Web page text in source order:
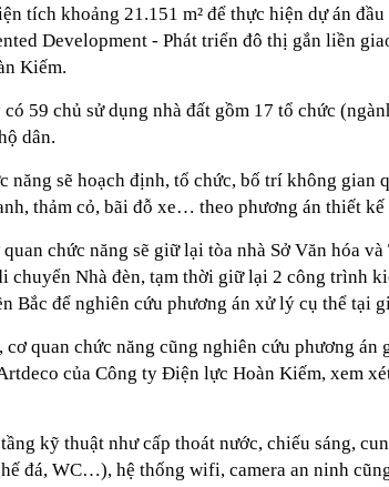
tích khoảng 21.151 m² để thực hiện dự án
Development - Phát triển đô thị gắn liền
Kiếm.
59 chủ sử dụng nhà đất gồm 17 tổ chức
dân.
năng sẽ hoạch định, tổ chức, bố trí không gian
thảm cỏ, bãi đỗ xe… theo phương án thiết kế
chức năng sẽ giữ lại tòa nhà Sở Văn hóa
chuyển Nhà đèn, tạm thời giữ lại 2 công trình
Bắc để nghiên cứu phương án xử lý cụ thể tại
cơ quan chức năng cũng nghiên cứu phương
của Công ty Điện lực Hoàn Kiếm, xem
kỹ thuật như cấp thoát nước, chiếu sáng,
đá, WC…), hệ thống wifi, camera an ninh